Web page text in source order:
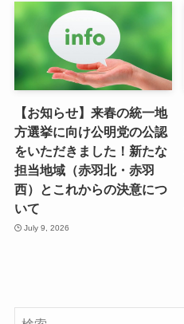
【お知らせ】来春の統一地
方選挙に向け公明党の公認
をいただきました！新たな
担当地域（赤羽北・赤羽
西）とこれからの決意につ
いて
July 9, 2026